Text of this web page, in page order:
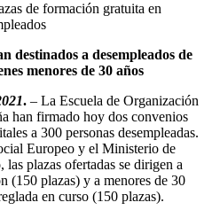
destinados a desempleados de
menores de 30 años
. – La Escuela de Organización
han firmado hoy dos convenios
a 300 personas desempleadas.
Europeo y el Ministerio de
plazas ofertadas se dirigen a
(150 plazas) y a menores de 30
en curso (150 plazas).